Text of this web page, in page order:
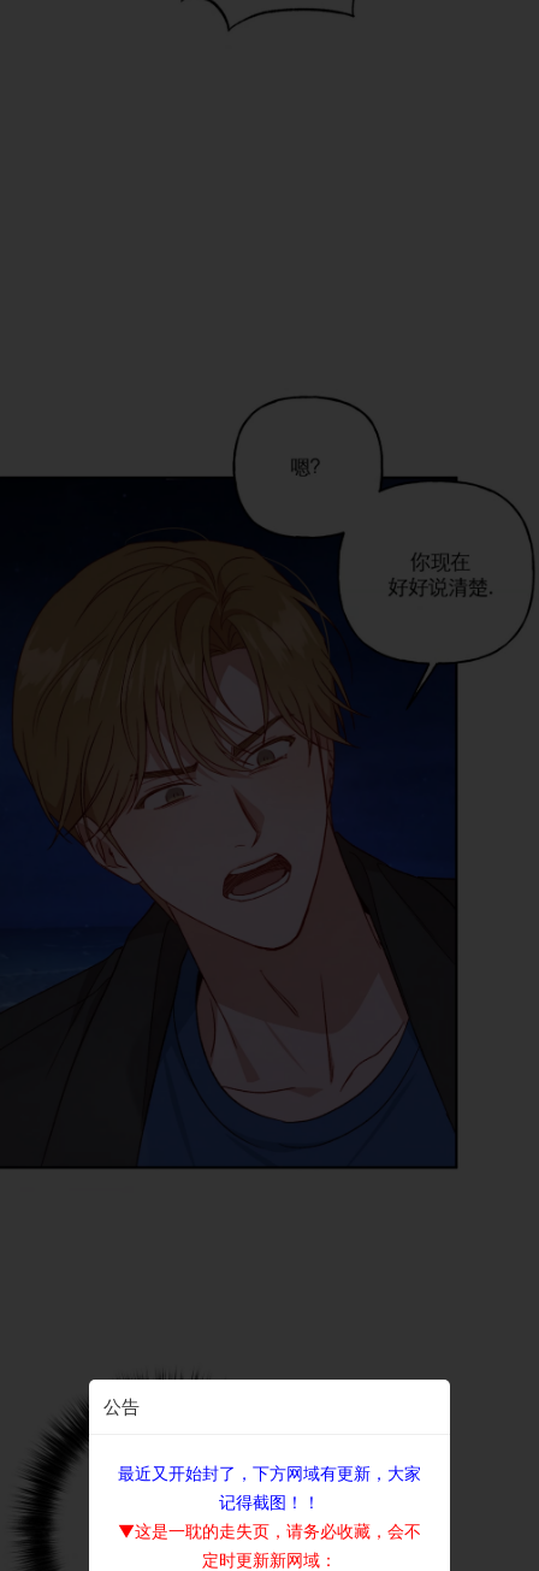
公告
最近又开始封了，下方网域有更新，大家
记得截图！！
▼这是一耽的走失页，请务必收藏，会不
定时更新新网域：